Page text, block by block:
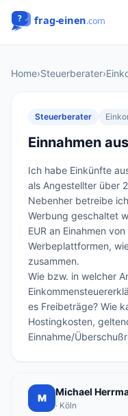
Home›Steuerberater›
Steuerberater
Einnahmen
Ich habe Einkünfte
als Angestellter über
Nebenher betreibe
Werbung geschaltet
EUR an Einahmen
Werbeplattformen,
zusammen.
Wie bzw. in welcher
es Freibeträge? Wie
Hostingkosten,
Einnahme/
M
Michael
· Köln